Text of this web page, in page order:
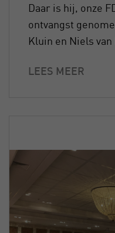
Daar is hij, onze
ontvangst
Kluin en Niels
LEES MEER